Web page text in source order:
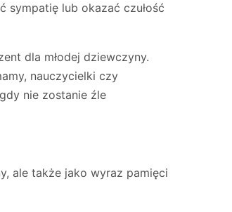
sympatię lub okazać czułość
dla młodej dziewczyny.
nauczycielki czy
nie zostanie źle
ale także jako wyraz pamięci